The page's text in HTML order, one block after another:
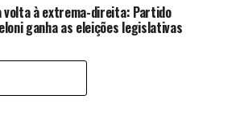
à extrema-direita: Partido
ganha as eleições legislativas